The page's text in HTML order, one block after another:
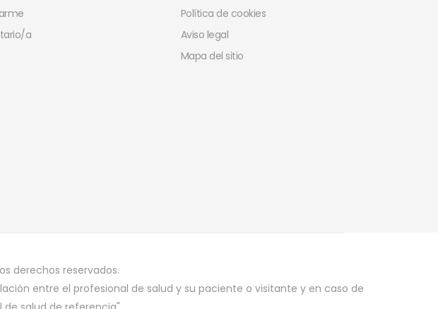
a
Política de cookies
Aviso legal
Mapa del sitio
derechos reservados.
entre el profesional de salud y su paciente o visitante y en caso de